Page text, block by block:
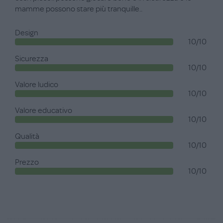
mamme possono stare più tranquille..
Design
10/10
Sicurezza
10/10
Valore ludico
10/10
Valore educativo
10/10
Qualità
10/10
Prezzo
10/10